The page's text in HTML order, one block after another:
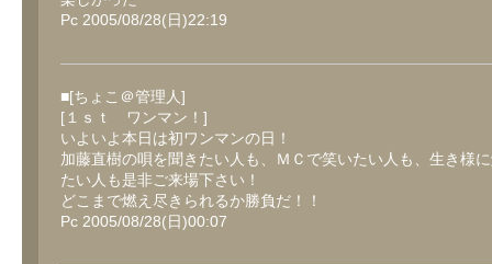
Pc 2005/08/28(日)22:19
■[ちょこ＠管理人]
[１ｓｔ ワンマン！]
いよいよ本日は初ワンマンの日！
加藤直樹の唄を聞きたい人も、ＭＣで笑いたい人も、生き様
たい人も是非ご来場下さい！
どこまで燃え尽きられるか勝負だ！！
Pc 2005/08/28(日)00:07